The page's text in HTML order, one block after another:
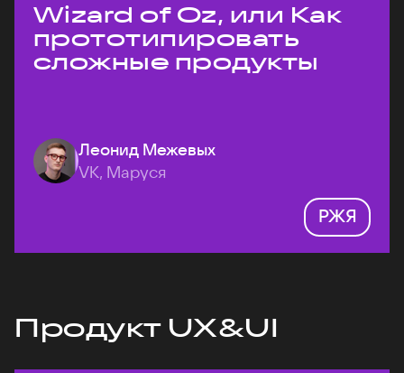
Wizard of Oz, или Как
прототипировать
сложные продукты
Леонид Межевых
VK, Маруся
РЖЯ
Продукт UX&UI